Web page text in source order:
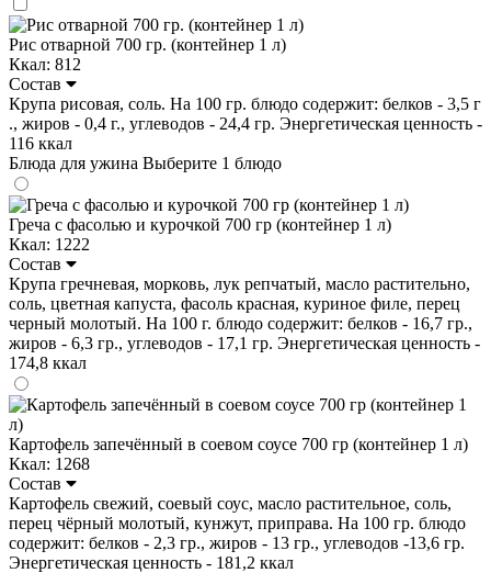
Рис отварной 700 гр. (контейнер 1 л)
Ккал: 812
Состав
Крупа рисовая, соль. На 100 гр. блюдо содержит: белков - 3,5 г
., жиров - 0,4 г., углеводов - 24,4 гр. Энергетическая ценность -
116 ккал
Блюда для ужина Выберите 1 блюдо
Греча с фасолью и курочкой 700 гр (контейнер 1 л)
Ккал: 1222
Состав
Крупа гречневая, морковь, лук репчатый, масло растительно,
соль, цветная капуста, фасоль красная, куриное филе, перец
черный молотый. На 100 г. блюдо содержит: белков - 16,7 гр.,
жиров - 6,3 гр., углеводов - 17,1 гр. Энергетическая ценность -
174,8 ккал
Картофель запечённый в соевом соусе 700 гр (контейнер 1 л)
Ккал: 1268
Состав
Картофель свежий, соевый соус, масло растительное, соль,
перец чёрный молотый, кунжут, приправа. На 100 гр. блюдо
содержит: белков - 2,3 гр., жиров - 13 гр., углеводов -13,6 гр.
Энергетическая ценность - 181,2 ккал